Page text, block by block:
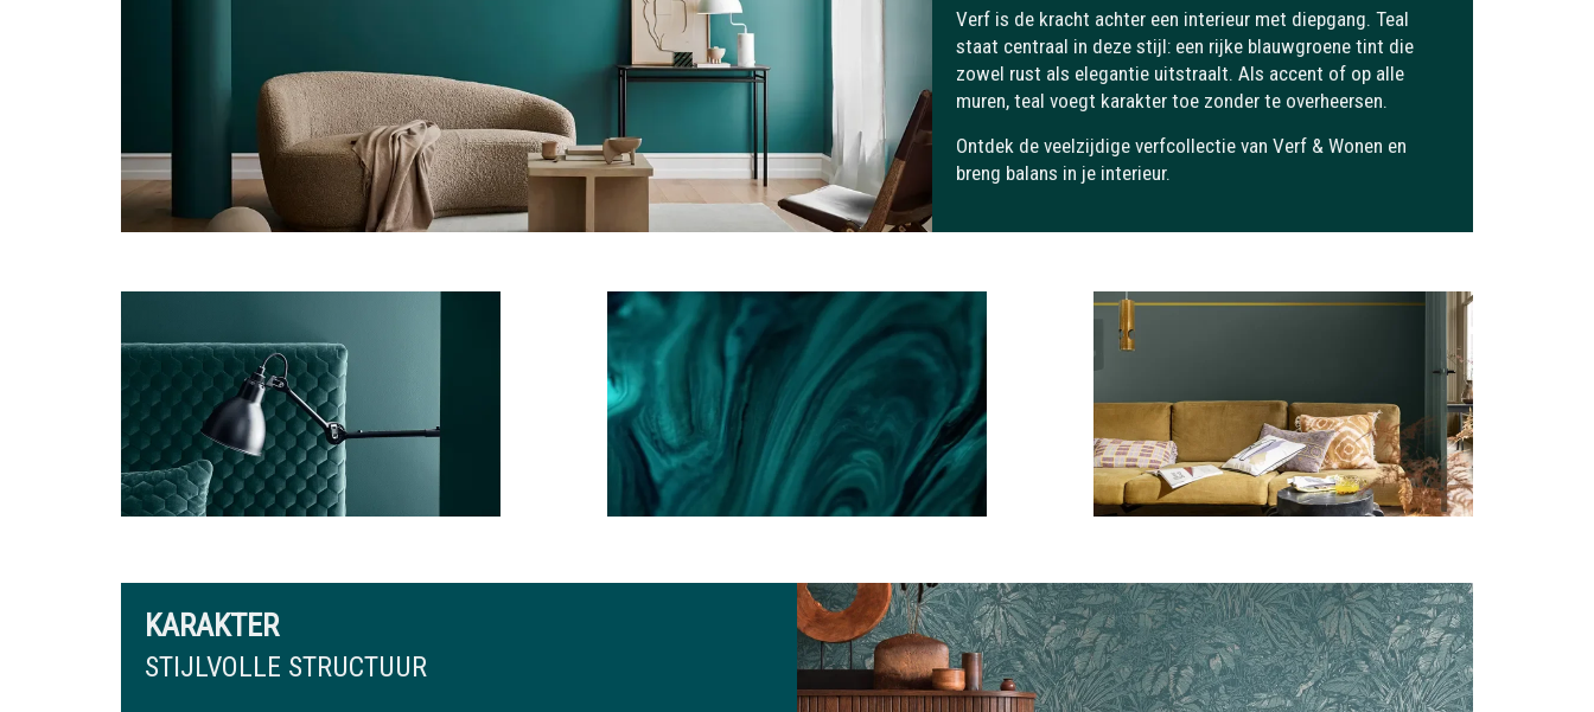
Verf is de kracht achter een interieur met diepgang. Teal
staat centraal in deze stijl: een rijke blauwgroene tint die
zowel rust als elegantie uitstraalt. Als accent of op alle
muren, teal voegt karakter toe zonder te overheersen.
Ontdek de veelzijdige verfcollectie van Verf & Wonen en
breng balans in je interieur.
KARAKTER
STIJLVOLLE STRUCTUUR